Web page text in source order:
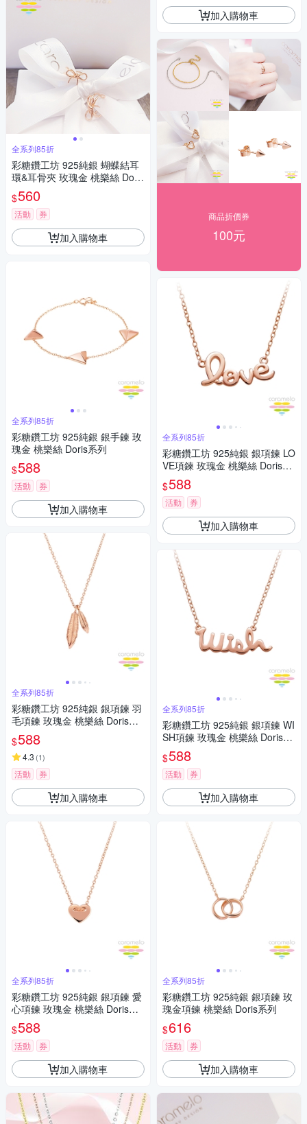
全系列85折
彩糖鑽工坊 925純銀 蝴蝶結耳
環&耳骨夾 玫瑰金 桃樂絲 Doris
系列
$560
活動 券
加入購物車
全系列85折
彩糖鑽工坊 925純銀 銀手鍊 玫
瑰金 桃樂絲 Doris系列
$588
活動 券
加入購物車
全系列85折
彩糖鑽工坊 925純銀 銀項鍊 羽
毛項鍊 玫瑰金 桃樂絲 Doris系
列
$588
4.3 (1)
活動 券
加入購物車
全系列85折
彩糖鑽工坊 925純銀 銀項鍊 愛
心項鍊 玫瑰金 桃樂絲 Doris系
列
$588
活動 券
加入購物車
加入購物車
商品折價券
100元
全系列85折
彩糖鑽工坊 925純銀 銀項鍊 LO
VE項鍊 玫瑰金 桃樂絲 Doris系
列
$588
活動 券
加入購物車
全系列85折
彩糖鑽工坊 925純銀 銀項鍊 WI
SH項鍊 玫瑰金 桃樂絲 Doris系
列
$588
活動 券
加入購物車
全系列85折
彩糖鑽工坊 925純銀 銀項鍊 玫
瑰金項鍊 桃樂絲 Doris系列
$616
活動 券
加入購物車